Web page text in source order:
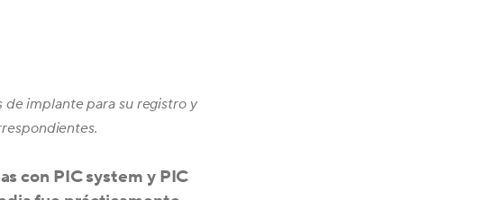
implante para su registro y
con PIC system y PIC